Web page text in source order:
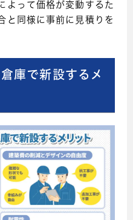
よって価格が変動するた
と同様に事前に見積りを
庫で新設するメ